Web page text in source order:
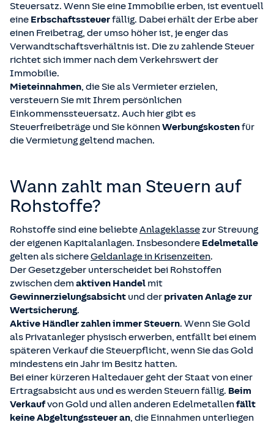
Steuersatz. Wenn Sie eine Immobilie erben, ist eventuell
eine Erbschaftssteuerfällig. Dabei erhält der Erbe aber
einen Freibetrag, der umso höher ist, je enger das
Verwandtschaftsverhältnis ist. Die zu zahlende Steuer
richtet sich immer nach dem Verkehrswert der
Immobilie.
Mieteinnahmen, die Sie als Vermieter erzielen,
versteuern Sie mit Ihrem persönlichen
Einkommenssteuersatz. Auch hier gibt es
Steuerfreibeträge und Sie könnenWerbungskostenfür
die Vermietung geltend machen.
Wann zahlt man Steuern auf
Rohstoffe?
Rohstoffe sind eine beliebteAnlageklassezur Streuung
der eigenen Kapitalanlagen. Insbesondere Edelmetalle
gelten als sichereGeldanlagein Krisenzeiten.
Der Gesetzgeber unterscheidet bei Rohstoffen
zwischen dem aktiven Handel mit
Gewinnerzielungsabsicht und der privaten Anlage zur
Wertsicherung.
Aktive Händlerzahlen immer Steuern. Wenn Sie Gold
als Privatanleger physisch erwerben, entfällt bei einem
späteren Verkauf die Steuerpflicht, wenn Sie das Gold
mindestens ein Jahr im Besitz hatten.
Bei einer kürzeren Haltedauer geht der Staat von einer
Ertragsabsicht aus und es werden Steuern fällig. Beim
Verkaufvon Gold und allen anderen Edelmetallenfällt
keine Abgeltungssteuer an, die Einnahmen unterliegen